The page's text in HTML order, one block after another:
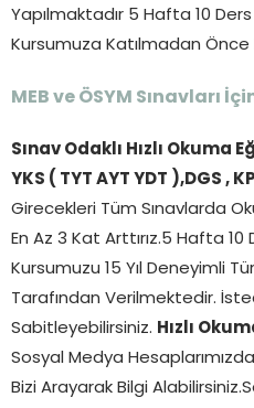
Yapılmaktadır 5 Hafta 10
Kursumuza Katılmadan
MEB ve ÖSYM Sınavları
Sınav Odaklı Hızlı Okuma
YKS ( TYT AYT YDT ),DGS ,
Girecekleri Tüm Sınavlarda
En Az 3 Kat Arttırız.5 Hafta 10
Kursumuzu 15 Yıl Deneyimli
Tarafından Verilmektedir.
Sabitleyebilirsiniz. Hızlı
Sosyal Medya
Bizi Arayarak Bilgi